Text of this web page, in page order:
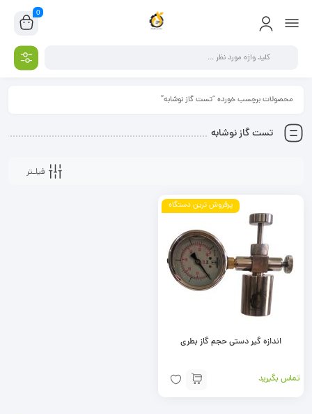
0
محصولات برچسب خورده “تست گاز نوشابه”
تست گاز نوشابه
فیلـتر
پرفروش ترین دستگاه
اندازه گیر دستی حجم گاز بطری
تماس بگیرید